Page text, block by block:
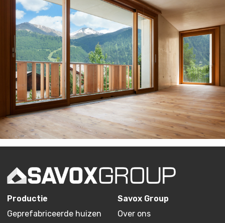
Productie
Geprefabriceerde huizen
Savox Group
Over ons